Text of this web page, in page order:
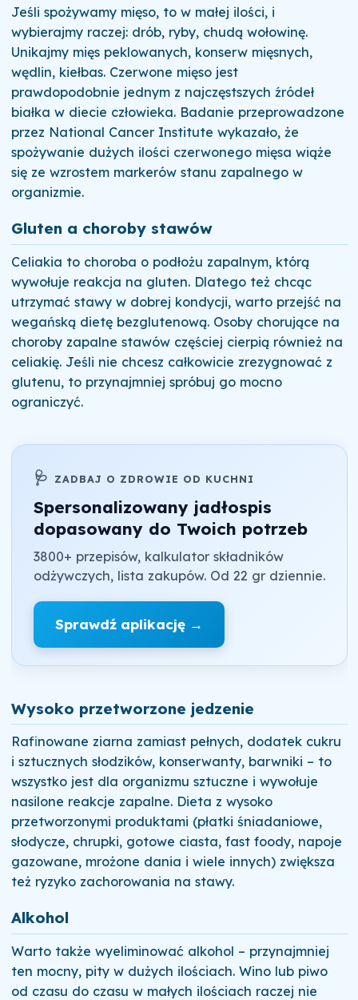
Jeśli spożywamy mięso, to w małej ilości, i
wybierajmy raczej: drób, ryby, chudą wołowinę.
Unikajmy mięs peklowanych, konserw mięsnych,
wędlin, kiełbas. Czerwone mięso jest
prawdopodobnie jednym z najczęstszych źródeł
białka w diecie człowieka. Badanie przeprowadzone
przez National Cancer Institute wykazało, że
spożywanie dużych ilości czerwonego mięsa wiąże
się ze wzrostem markerów stanu zapalnego w
organizmie.
Gluten a choroby stawów
Celiakia to choroba o podłożu zapalnym, którą
wywołuje reakcja na gluten. Dlatego też chcąc
utrzymać stawy w dobrej kondycji, warto przejść na
wegańską dietę bezglutenową. Osoby chorujące na
choroby zapalne stawów częściej cierpią również na
celiakię. Jeśli nie chcesz całkowicie zrezygnować z
glutenu, to przynajmniej spróbuj go mocno
ograniczyć.
🩺 ZADBAJ O ZDROWIE OD KUCHNI
Spersonalizowany jadłospis
dopasowany do Twoich potrzeb
3800+ przepisów, kalkulator składników
odżywczych, lista zakupów. Od 22 gr dziennie.
Sprawdź aplikację →
Wysoko przetworzone jedzenie
Rafinowane ziarna zamiast pełnych, dodatek cukru
i sztucznych słodzików, konserwanty, barwniki – to
wszystko jest dla organizmu sztuczne i wywołuje
nasilone reakcje zapalne. Dieta z wysoko
przetworzonymi produktami (płatki śniadaniowe,
słodycze, chrupki, gotowe ciasta, fast foody, napoje
gazowane, mrożone dania i wiele innych) zwiększa
też ryzyko zachorowania na stawy.
Alkohol
Warto także wyeliminować alkohol – przynajmniej
ten mocny, pity w dużych ilościach. Wino lub piwo
od czasu do czasu w małych ilościach raczej nie